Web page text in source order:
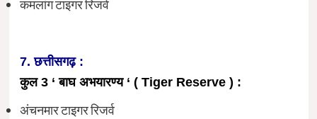
कमलांग टाइगर रिजर्व
7. छत्तीसगढ़ :
कुल 3 ‘ बाघ अभयारण्य ‘ ( Tiger Reserve ) :
अंचनमार टाइगर रिजर्व